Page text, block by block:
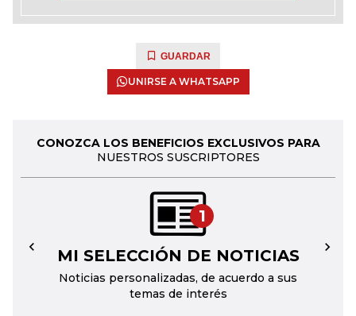
GUARDAR
UNIRSE A WHATSAPP
CONOZCA LOS BENEFICIOS EXCLUSIVOS PARA
NUESTROS SUSCRIPTORES
1
MI SELECCIÓN DE NOTICIAS
Noticias personalizadas, de acuerdo a sus
temas de interés
← →